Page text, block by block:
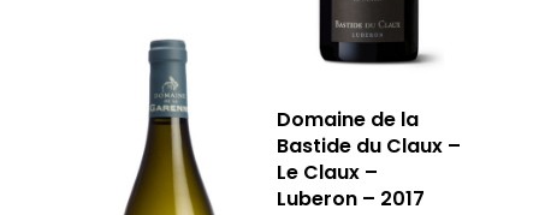
Domaine de la
Bastide du Claux –
Le Claux –
Luberon – 2017